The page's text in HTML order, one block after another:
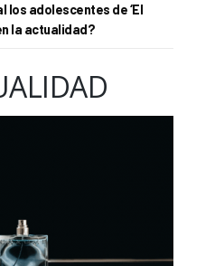
los adolescentes de ‘El
la actualidad?